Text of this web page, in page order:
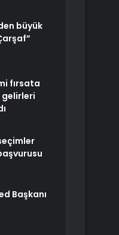
büyük
fırsata
gelirleri
Başkanı